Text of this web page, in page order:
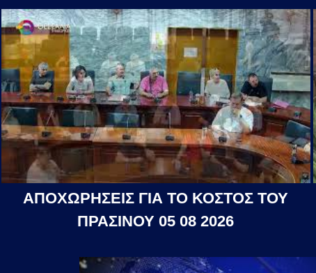
ΑΠΟΧΩΡΗΣΕΙΣ ΓΙΑ ΤΟ ΚΟΣΤΟΣ ΤΟΥ
ΠΡΑΣΙΝΟΥ 05 08 2026